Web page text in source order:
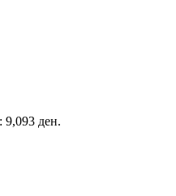
9,093 ден.